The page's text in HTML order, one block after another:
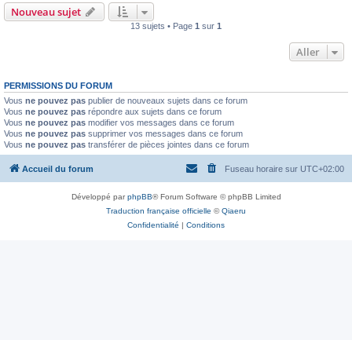
Nouveau sujet
13 sujets • Page 1 sur 1
Aller
PERMISSIONS DU FORUM
Vous ne pouvez pas publier de nouveaux sujets dans ce forum
Vous ne pouvez pas répondre aux sujets dans ce forum
Vous ne pouvez pas modifier vos messages dans ce forum
Vous ne pouvez pas supprimer vos messages dans ce forum
Vous ne pouvez pas transférer de pièces jointes dans ce forum
Accueil du forum Fuseau horaire sur UTC+02:00
Développé parphpBB® Forum Software © phpBB Limited
Traduction française officielle ©Qiaeru
Confidentialité | Conditions